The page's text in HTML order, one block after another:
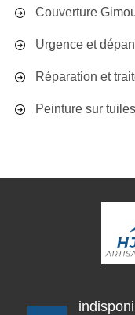
Couverture
Urgence et
Réparation et
Peinture sur